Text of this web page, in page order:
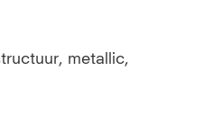
metallic,